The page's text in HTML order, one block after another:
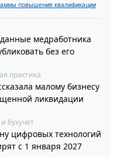
повышения квалификации
медработника
без его
практика
малому бизнесу
ликвидации
бухучет
цифровых технологий
с 1 января 2027